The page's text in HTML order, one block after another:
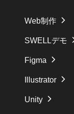
Web制作
SWELLデモ
Figma
Illustrator
Unity